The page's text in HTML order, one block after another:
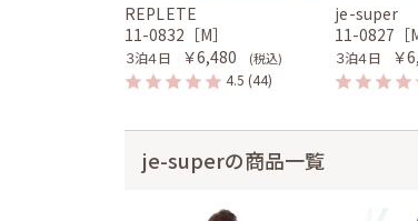
REPLETE
11-0832［M］
３泊４日 ￥6,480 (税込)
4.5 (44)
je-super
11-0827［M
３泊４日 ￥
je-superの商品一覧